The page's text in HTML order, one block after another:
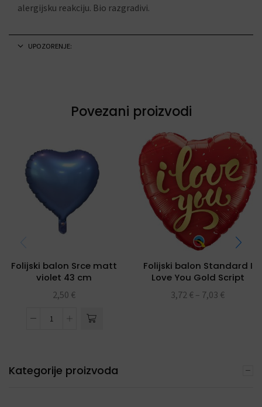
alergijsku reakciju. Bio razgradivi.
UPOZORENJE:
Povezani proizvodi
Folijski balon Srce matt
violet 43 cm
2,50 €
Folijski balon Standard I
Love You Gold Script
folijski balon 18″
3,72 € – 7,03 €
Kategorije proizvoda